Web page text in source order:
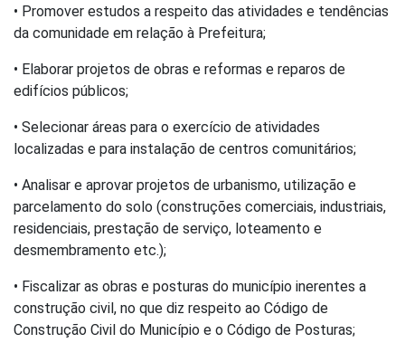
• Promover estudos a respeito das atividades e tendências
da comunidade em relação à Prefeitura;
• Elaborar projetos de obras e reformas e reparos de
edifícios públicos;
• Selecionar áreas para o exercício de atividades
localizadas e para instalação de centros comunitários;
• Analisar e aprovar projetos de urbanismo, utilização e
parcelamento do solo (construções comerciais, industriais,
residenciais, prestação de serviço, loteamento e
desmembramento etc.);
• Fiscalizar as obras e posturas do município inerentes a
construção civil, no que diz respeito ao Código de
Construção Civil do Município e o Código de Posturas;